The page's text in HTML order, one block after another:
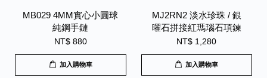
MB029 4MM實心小圓球
純鋼手鏈
NT$ 880
加入購物車
MJ2RN2 淡水珍珠 / 銀
曜石拼接紅瑪瑙石項鍊
NT$ 1,280
加入購物車